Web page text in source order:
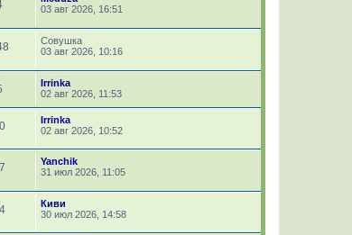
03 авг 2026, 16:51
Совушка
03 авг 2026, 10:16
Irrinka
02 авг 2026, 11:53
Irrinka
02 авг 2026, 10:52
Yanchik
31 июл 2026, 11:05
Киви
30 июл 2026, 14:58